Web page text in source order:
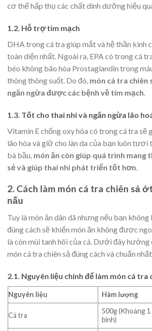
cơ thể hấp thụ các chất dinh dưỡng hiệu
1.2. Hỗ trợ tim mạch
DHA trong cá tra giúp mắt và hệ thần kinh
toàn diện nhất. Ngoài ra, EPA có trong cá
béo không bão hòa Prostaglandin trong
thông thông suốt. Do đó, món cá tra chiên
ngăn ngừa được các bệnh về tim mạch
1.3. Tốt cho thai nhi và ngăn ngừa lão
Vitamin E chống oxy hóa có trong cá tra sẽ
lão hóa và giữ cho làn da của bạn luôn
bà bầu, món ăn còn giúp quá trình mang
sẻ và giúp thai nhi phát triển tốt hơn
2. Cách làm món cá tra chiên sả
nấu
Tuy là món ăn dân dã nhưng nếu bạn
đúng cách sẽ khiến món ăn không được
là còn mùi tanh hôi của cá. Dưới đây hướng
món cá tra chiên sả đúng cách và chuẩn
2.1. Nguyên liệu chính để làm món cá tra
Nguyên liệu Hàm lượng
Cá tra
500g (Khoảng
bình)